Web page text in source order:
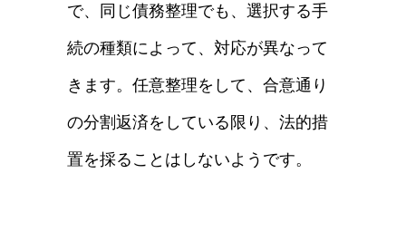
で、同じ債務整理でも、選択する手
続の種類によって、対応が異なって
きます。任意整理をして、合意通り
の分割返済をしている限り、法的措
置を採ることはしないようです。